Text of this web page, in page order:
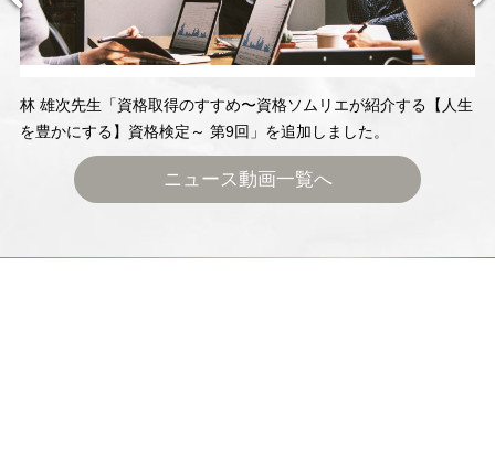
ニュース動画一覧へ
林 雄次先生「資格取得のすすめ〜資格ソムリエが紹介する【人生
を豊かにする】資格検定～ 第9回」を追加しました。